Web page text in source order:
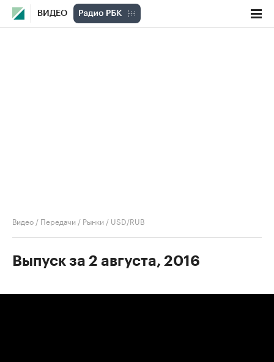
ВИДЕО
Видео / Передачи / Рынки / USD/RUB
Выпуск за 2 августа, 2016